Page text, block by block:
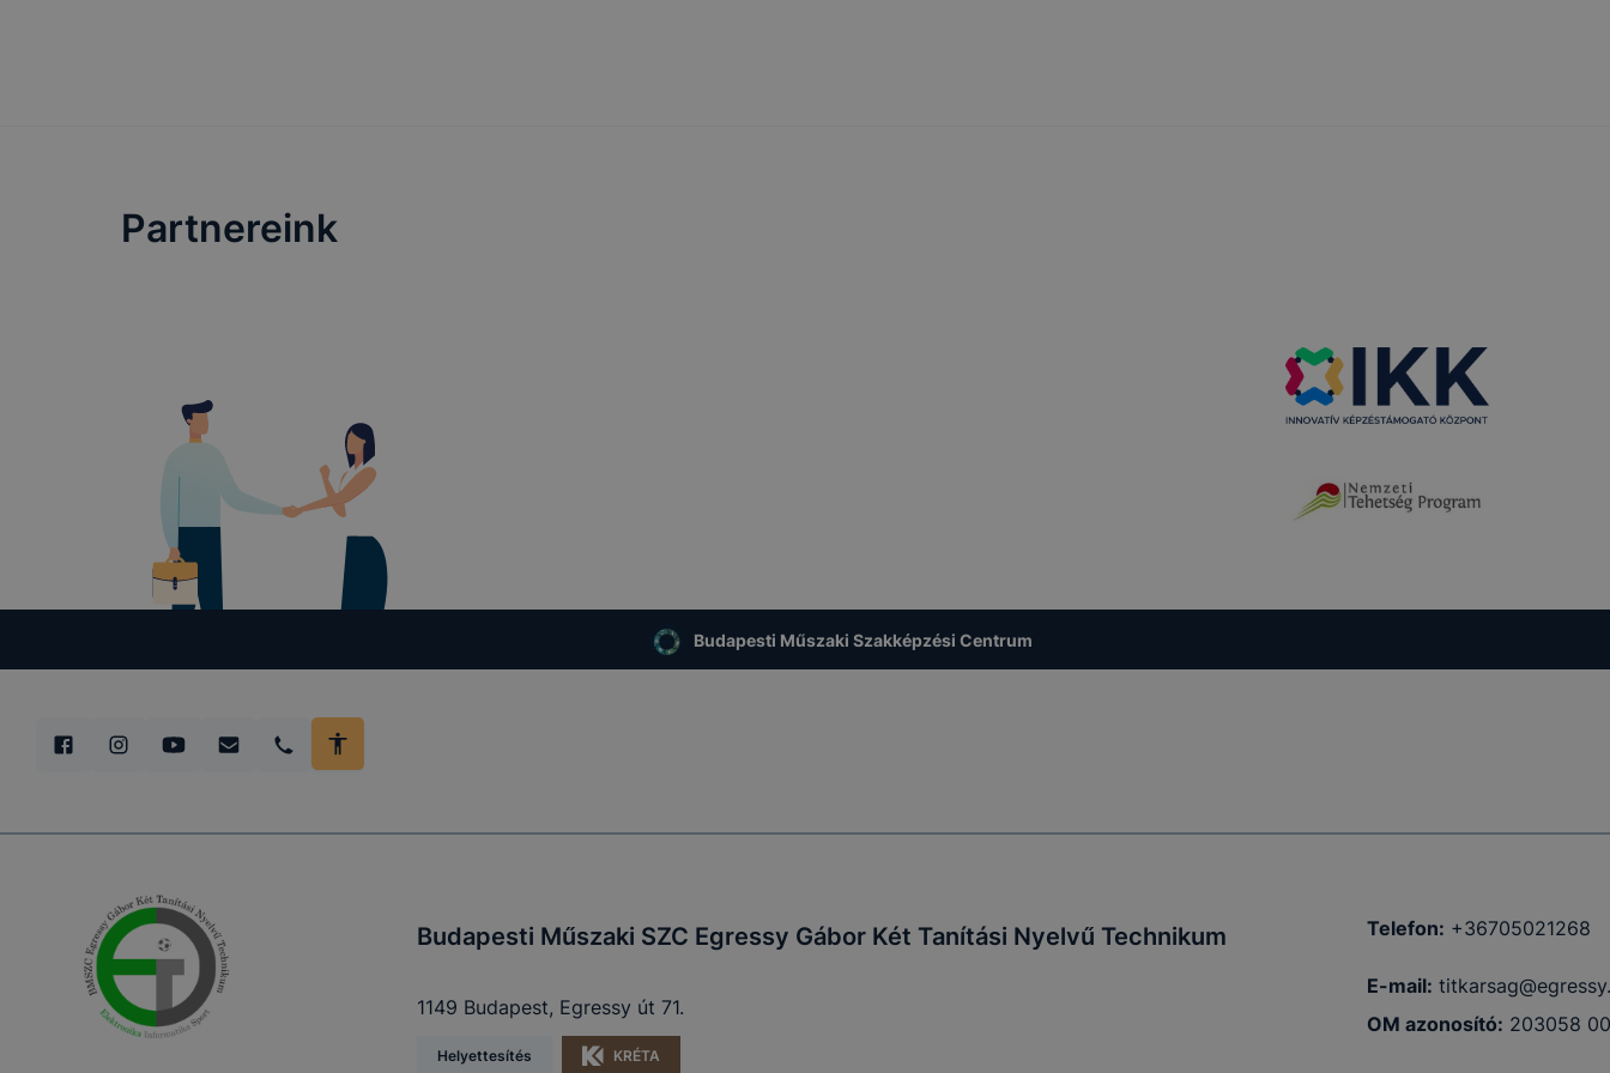
Partnereink
Budapesti Műszaki Szakképzési Centrum
Budapesti Műszaki SZC Egressy Gábor Két Tanítási Nyelvű Technikum
1149 Budapest, Egressy út 71.
Helyettesítés KRÉTA
Telefon: +36705021268
E-mail:
OM azonosító: 203058